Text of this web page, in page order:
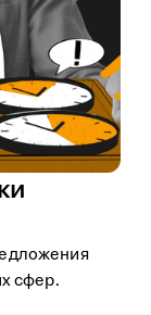
сфер.